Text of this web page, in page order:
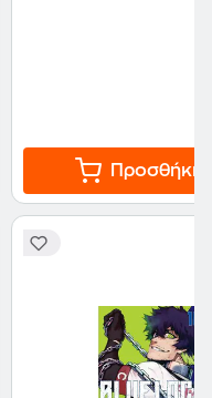
Προσθήκη